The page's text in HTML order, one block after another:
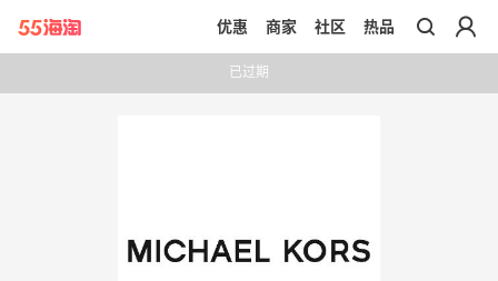
带你去官网买正品
优惠 商家 社区 热品
已过期